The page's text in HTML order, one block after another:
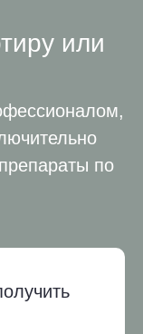
или
по